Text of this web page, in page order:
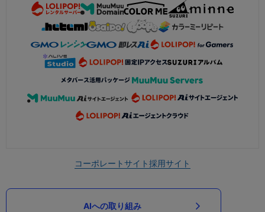
コーポレートサイト採用サイト
AIへの取り組み